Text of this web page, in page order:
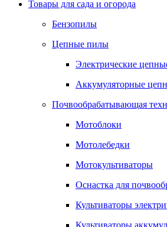
Товары для сада и огорода
Бензопилы
Цепные пилы
Электрические
Аккумуляторные
Почвообрабатывающая
Мотоблоки
Мотолебедки
Мотокультиваторы
Оснастка для
Культиваторы
Культиваторы